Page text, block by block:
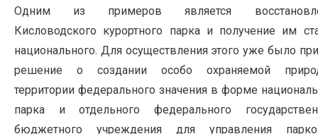
Одним из примеров является
Кисловодского курортного парка и получение им
национального. Для осуществления этого уже было
решение о создании особо охраняемой
территории федерального значения в форме
парка и отдельного федерального
бюджетного учреждения для управления